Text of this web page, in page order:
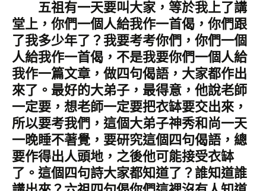
五祖有一天要叫大家，等於我上了講
堂上，你們一個人給我作一首偈，你們跟
了我多少年了？我要考考你們，你們一個
人給我作一首偈，不是我要你們一個人給
我作一篇文章，做四句偈語，大家都作出
來了。最好的大弟子，最得意，他說老師
一定要，想老師一定要把衣缽要交出來，
所以要考我們，這個大弟子神秀和尚一天
一晚睡不著覺，要研究這個四句偈語，總
要作得出人頭地，之後他可能接受衣缽
了。這個四句詩大家都知道了？誰知道誰